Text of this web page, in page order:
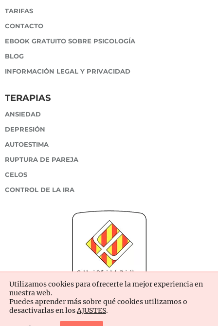
TARIFAS
CONTACTO
EBOOK GRATUITO SOBRE PSICOLOGÍA
BLOG
INFORMACIÓN LEGAL Y PRIVACIDAD
TERAPIAS
ANSIEDAD
DEPRESIÓN
AUTOESTIMA
RUPTURA DE PAREJA
CELOS
CONTROL DE LA IRA
Utilizamos cookies para ofrecerte la mejor experiencia en
nuestra web.
Puedes aprender más sobre qué cookies utilizamos o
desactivarlas en losAJUSTES.